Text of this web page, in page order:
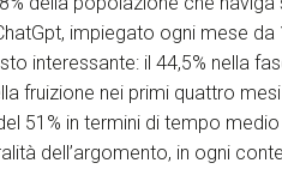
impiegato ogni mese
interessante: il 44,5% nella
fruizione nei primi quattro
51% in termini di tempo
dell’argomento, in ogni